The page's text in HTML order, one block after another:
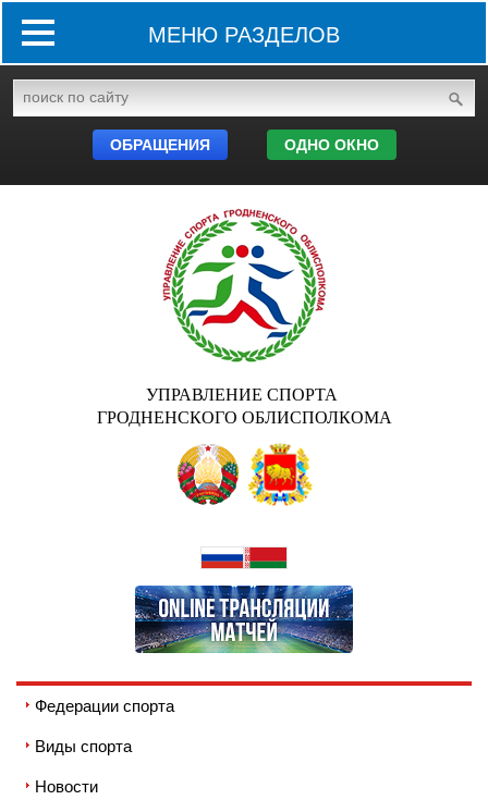
МЕНЮ РАЗДЕЛОВ
ОБРАЩЕНИЯ ОДНО ОКНО
УПРАВЛЕНИЕ СПОРТА
ГРОДНЕНСКОГО ОБЛИСПОЛКОМА
Федерации спорта
Виды спорта
Новости